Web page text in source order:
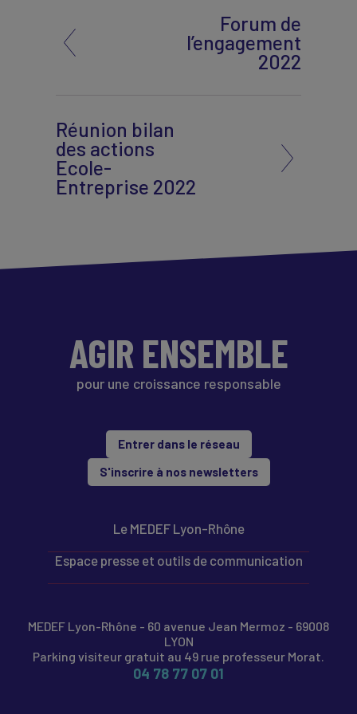
Forum de
l’engagement
2022
Réunion bilan
des actions
Ecole-
Entreprise 2022
AGIR ENSEMBLE
pour une croissance responsable
Entrer dans le réseau
S'inscrire à nos newsletters
Le MEDEF Lyon-Rhône
Espace presse et outils de communication
MEDEF Lyon-Rhône - 60 avenue Jean Mermoz - 69008
LYON
Parking visiteur gratuit au 49 rue professeur Morat.
04 78 77 07 01